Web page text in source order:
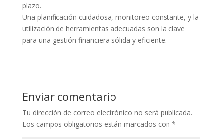
plazo.
Una planificación cuidadosa, monitoreo constante, y la
utilización de herramientas adecuadas son la clave
para una gestión financiera sólida y eficiente.
Enviar comentario
Tu dirección de correo electrónico no será publicada.
Los campos obligatorios están marcados con *